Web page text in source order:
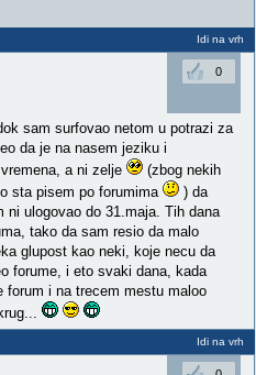
Idi na vrh
0
sam surfovao netom u potrazi za
da je na nasem jeziku i
a ni zelje
(zbog nekih
sta pisem po forumima
) da
ni ulogovao do 31.maja. Tih dana
tako da sam resio da malo
glupost kao neki, koje necu da
forume, i eto svaki dana, kada
forum i na trecem mestu maloo
Idi na vrh